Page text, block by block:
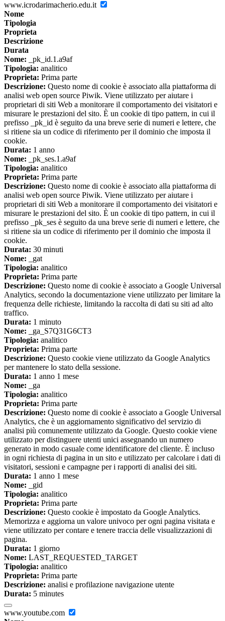
www.icrodarimacherio.edu.it
Nome
Tipologia
Proprieta
Descrizione
Durata
Nome: _pk_id.1.a9af
Tipologia: analitico
Proprieta: Prima parte
Descrizione: Questo nome di cookie è associato alla piattaforma di
analisi web open source Piwik. Viene utilizzato per aiutare i
proprietari di siti Web a monitorare il comportamento dei visitatori e
misurare le prestazioni del sito. È un cookie di tipo pattern, in cui il
prefisso _pk_id è seguito da una breve serie di numeri e lettere, che
si ritiene sia un codice di riferimento per il dominio che imposta il
cookie.
Durata: 1 anno
Nome: _pk_ses.1.a9af
Tipologia: analitico
Proprieta: Prima parte
Descrizione: Questo nome di cookie è associato alla piattaforma di
analisi web open source Piwik. Viene utilizzato per aiutare i
proprietari di siti Web a monitorare il comportamento dei visitatori e
misurare le prestazioni del sito. È un cookie di tipo pattern, in cui il
prefisso _pk_ses è seguito da una breve serie di numeri e lettere, che
si ritiene sia un codice di riferimento per il dominio che imposta il
cookie.
Durata: 30 minuti
Nome: _gat
Tipologia: analitico
Proprieta: Prima parte
Descrizione: Questo nome di cookie è associato a Google Universal
Analytics, secondo la documentazione viene utilizzato per limitare la
frequenza delle richieste, limitando la raccolta di dati su siti ad alto
traffico.
Durata: 1 minuto
Nome: _ga_S7Q31G6CT3
Tipologia: analitico
Proprieta: Prima parte
Descrizione: Questo cookie viene utilizzato da Google Analytics
per mantenere lo stato della sessione.
Durata: 1 anno 1 mese
Nome: _ga
Tipologia: analitico
Proprieta: Prima parte
Descrizione: Questo nome di cookie è associato a Google Universal
Analytics, che è un aggiornamento significativo del servizio di
analisi più comunemente utilizzato da Google. Questo cookie viene
utilizzato per distinguere utenti unici assegnando un numero
generato in modo casuale come identificatore del cliente. È incluso
in ogni richiesta di pagina in un sito e utilizzato per calcolare i dati di
visitatori, sessioni e campagne per i rapporti di analisi dei siti.
Durata: 1 anno 1 mese
Nome: _gid
Tipologia: analitico
Proprieta: Prima parte
Descrizione: Questo cookie è impostato da Google Analytics.
Memorizza e aggiorna un valore univoco per ogni pagina visitata e
viene utilizzato per contare e tenere traccia delle visualizzazioni di
pagina.
Durata: 1 giorno
Nome: LAST_REQUESTED_TARGET
Tipologia: analitico
Proprieta: Prima parte
Descrizione: analisi e profilazione navigazione utente
Durata: 5 minutes
www.youtube.com